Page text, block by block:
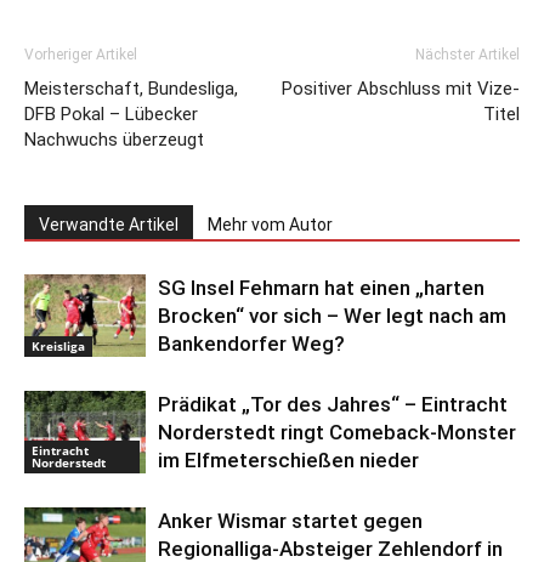
Vorheriger Artikel
Meisterschaft, Bundesliga,
DFB Pokal – Lübecker
Nachwuchs überzeugt
Nächster Artikel
Positiver Abschluss mit Vize-
Titel
Verwandte Artikel Mehr vom Autor
Kreisliga
SG Insel Fehmarn hat einen „harten
Brocken“ vor sich – Wer legt nach am
Bankendorfer Weg?
Eintracht
Norderstedt
Prädikat „Tor des Jahres“ – Eintracht
Norderstedt ringt Comeback-Monster
im Elfmeterschießen nieder
Anker Wismar startet gegen
Regionalliga-Absteiger Zehlendorf in